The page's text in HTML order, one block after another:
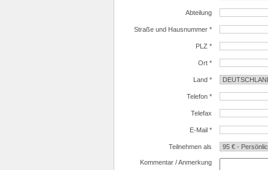
Abteilung
Straße und Hausnummer *
PLZ *
Ort *
Land *
Telefon *
Telefax
E-Mail *
Teilnehmen als
Kommentar / Anmerkung